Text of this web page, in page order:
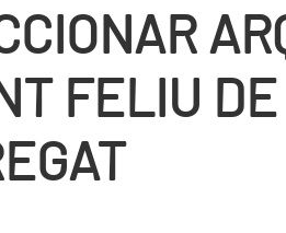
FELIU DE